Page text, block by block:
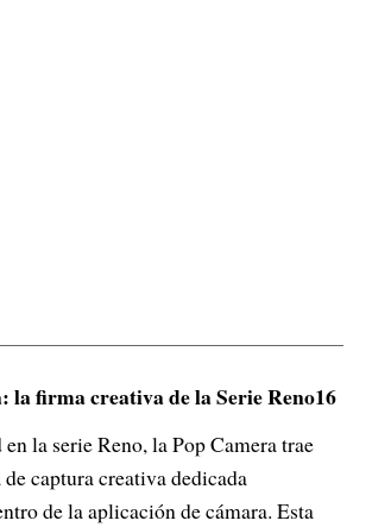
la firma creativa de la Serie Reno16
la serie Reno, la Pop Camera trae
captura creativa dedicada
de la aplicación de cámara. Esta